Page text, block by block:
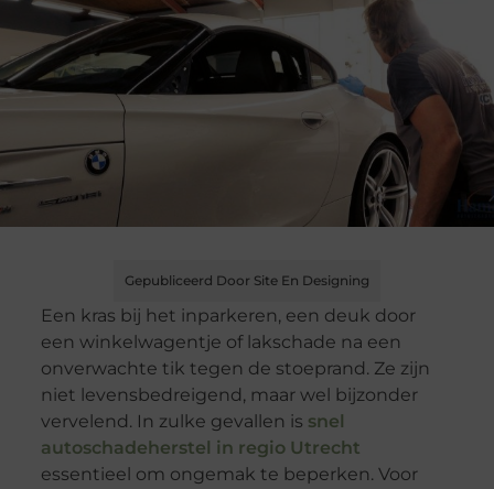
Gepubliceerd Door Site En Designing
Een kras bij het inparkeren, een deuk door
een winkelwagentje of lakschade na een
onverwachte tik tegen de stoeprand. Ze zijn
niet levensbedreigend, maar wel bijzonder
vervelend. In zulke gevallen is snel
autoschadeherstel in regio Utrecht
essentieel om ongemak te beperken. Voor